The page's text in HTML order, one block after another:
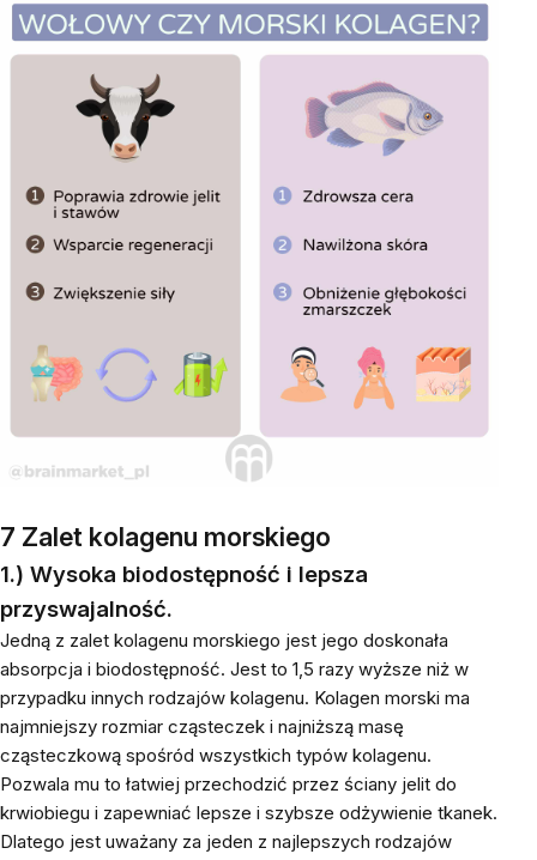
7 Zalet kolagenu morskiego
1.) Wysoka biodostępność i lepsza
przyswajalność.
Jedną z zalet kolagenu morskiego jest jego doskonała
absorpcja i biodostępność. Jest to 1,5 razy wyższe niż w
przypadku innych rodzajów kolagenu. Kolagen morski ma
najmniejszy rozmiar cząsteczek i najniższą masę
cząsteczkową spośród wszystkich typów kolagenu.
Pozwala mu to łatwiej przechodzić przez ściany jelit do
krwiobiegu i zapewniać lepsze i szybsze odżywienie tkanek.
Dlatego jest uważany za jeden z najlepszych rodzajów